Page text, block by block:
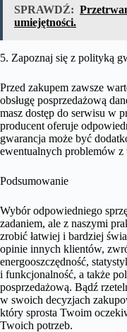
SPRAWDŹ:
umiejętności.
5. Zapoznaj się z polityką
Przed zakupem zawsze
obsługę posprzedażową
masz dostęp do serwisu w
producent oferuje
gwarancja może być
ewentualnych problemów z
Podsumowanie
Wybór odpowiedniego
zadaniem, ale z naszymi
zrobić łatwiej i bardziej
opinie innych klientów,
energooszczędność,
i funkcjonalność, a także
posprzedażową. Bądź
w swoich decyzjach
który sprosta Twoim
Twoich potrzeb.